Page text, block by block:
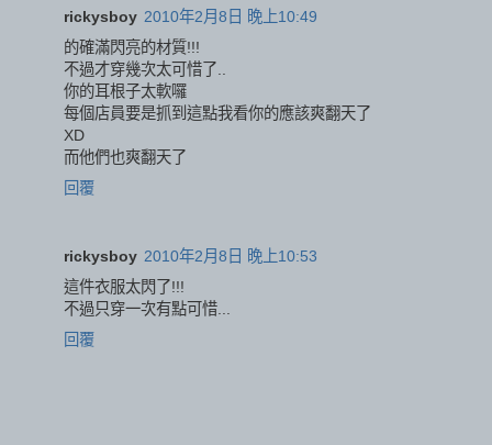
rickysboy 2010年2月8日 晚上10:49
的確滿閃亮的材質!!!
不過才穿幾次太可惜了..
你的耳根子太軟囉
每個店員要是抓到這點我看你的應該爽翻天了
XD
而他們也爽翻天了
回覆
rickysboy 2010年2月8日 晚上10:53
這件衣服太閃了!!!
不過只穿一次有點可惜...
回覆